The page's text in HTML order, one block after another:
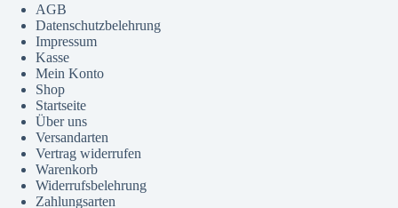
AGB
Datenschutzbelehrung
Impressum
Kasse
Mein Konto
Shop
Startseite
Über uns
Versandarten
Vertrag widerrufen
Warenkorb
Widerrufsbelehrung
Zahlungsarten